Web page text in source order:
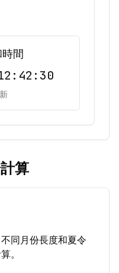
間
算
同月份長度和夏令
。